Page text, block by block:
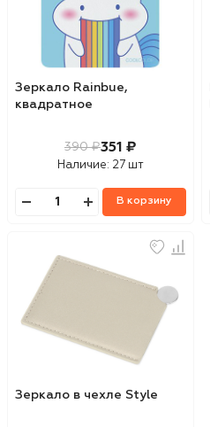
Зеркало Rainbue,
квадратное
390 ₽351 ₽
Наличие: 27 шт
В корзину
Зеркало в чехле Style